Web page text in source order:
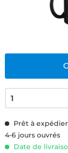
Prêt à
4-6 jours ouvrés
Date de